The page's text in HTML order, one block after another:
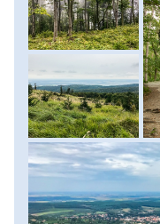
+ 1.Balaton-
zöld pala kőzet
formákkal
egy kb. 3 km- es
kiindulópontjára,
a nyugati határszél
érkezünk.
felfrissülés után a jól
fordulunk. Szakértő
borvidék borait,
hozzáértően
nyújtotta kínálatból.
szint kb. 600 m)